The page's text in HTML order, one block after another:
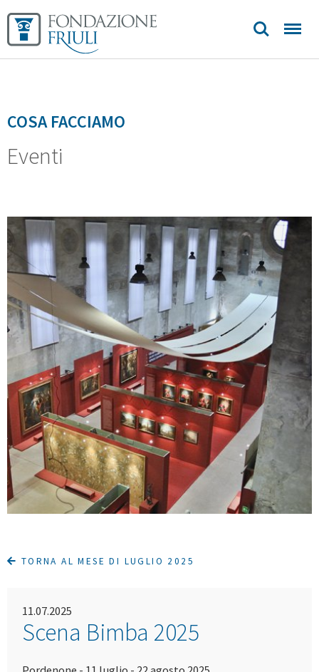
contatti
COSA FACCIAMO
Eventi
TORNA AL MESE DI LUGLIO 2025
11.07.2025
Scena Bimba 2025